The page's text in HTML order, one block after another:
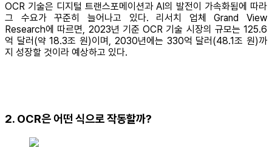
OCR 기술은 디지털 트랜스포메이션과 AI의 발전이 가속화됨에 따라
그 수요가 꾸준히 늘어나고 있다. 리서치 업체 Grand View
Research에 따르면, 2023년 기준 OCR 기술 시장의 규모는 125.6
억 달러(약 18.3조 원)이며, 2030년에는 330억 달러(48.1조 원)까
지 성장할 것이라 예상하고 있다.
2. OCR은 어떤 식으로 작동할까?